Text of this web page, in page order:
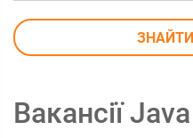
ЗНАЙТИ
Вакансії